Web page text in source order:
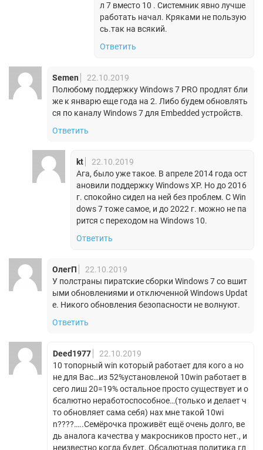
л 7 вместо 10 . Системник явно лучше
работать начал. Кряками не пользую
сь.так на всякий.
Ответить
Semen
22.10.2019
Полюбому поддержку Windows 7 PRO продлят бли
же к январю еще года на 2. Либо будем обновлять
ся по каналу Windows 7 для Embedded устройств.
Ответить
kt
22.10.2019
Ага, было уже такое. В апреле 2014 года ост
ановили поддержку Windows XP. Но до 2016
г. спокойно сидел на ней без проблем. С Win
dows 7 тоже самое, и до 2022 г. можно не па
рится с переходом на Windows 10.
Ответить
ОлегП
22.10.2019
У полстраны пиратские сборки Windows 7 со вшит
ыми обновлениями и отключенной Windows Updat
e. Никого обновления безопасности не волнуют.
Ответить
Deed1977
22.10.2019
10 топорный win который работает для кого а но
не для Вас…из 52%установленой 10win работает в
сего лиш 20=19% остальное просто существует и о
бсалютно неработоспособное…(только и делает ч
то обновляет сама себя) нах мне такой 10wi
n????…..Семёрочка проживёт ещё очень долго, ве
дь аналога качества у макросников просто нет., и
неизвестно когда будет. Обсалютная политика гл